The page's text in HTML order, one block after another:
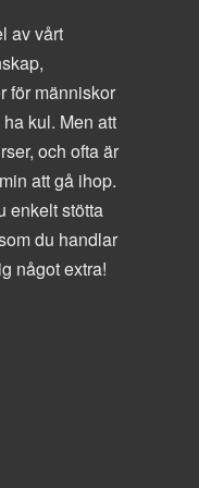
av vårt
för människor
kul. Men att
och ofta är
att gå ihop.
enkelt stötta
du handlar
något extra!